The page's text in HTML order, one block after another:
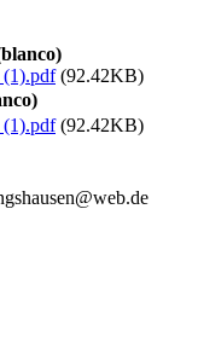
(1).pdf(92.42KB)
(1).pdf(92.42KB)